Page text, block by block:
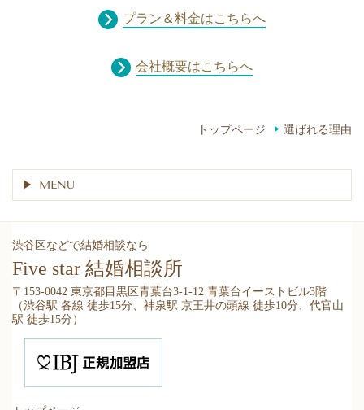
プラン＆料金はこちらへ
会社概要はこちらへ
トップページ 選ばれる理由
MENU
渋谷区などで結婚相談なら
Five star 結婚相談所
〒153-0042 東京都目黒区青葉台3-1-12 青葉台イーストビル3階
（渋谷駅 各線 徒歩15分、神泉駅 京王井の頭線 徒歩10分、代官山
駅 徒歩15分）